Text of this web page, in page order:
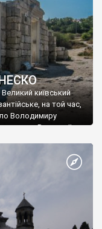
Великий київський
на той час,
Володимиру
Василю ІІ, та
християнином.
Таврійського